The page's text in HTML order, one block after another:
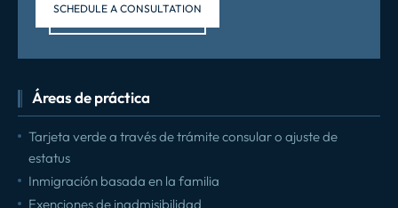
SCHEDULE A CONSULTATION
Áreas de práctica
Tarjeta verde a través de trámite consular o ajuste de
estatus
Inmigración basada en la familia
Exenciones de inadmisibilidad